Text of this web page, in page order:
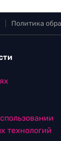
Политика
технологий